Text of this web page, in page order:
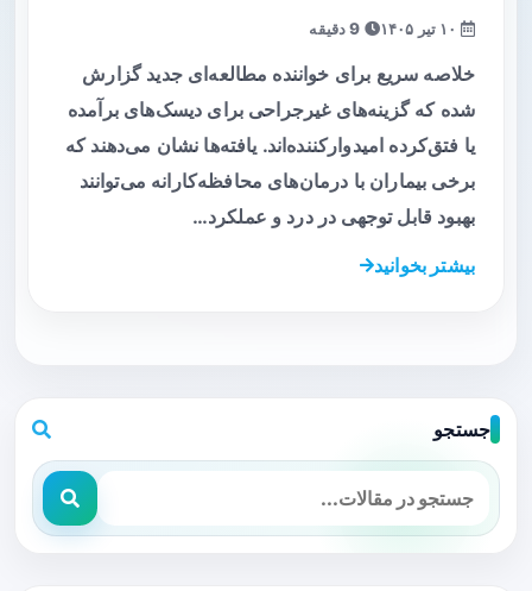
خلاصه سریع برای خواننده مطالعه‌ای جدید گزارش
شده که گزینه‌های غیرجراحی برای دیسک‌های برآمده
یا فتق‌کرده امیدوارکننده‌اند. یافته‌ها نشان می‌دهند که
برخی بیماران با درمان‌های محافظه‌کارانه می‌توانند
بهبود قابل توجهی در درد و عملکرد…
بیشتر بخوانید
جستجو